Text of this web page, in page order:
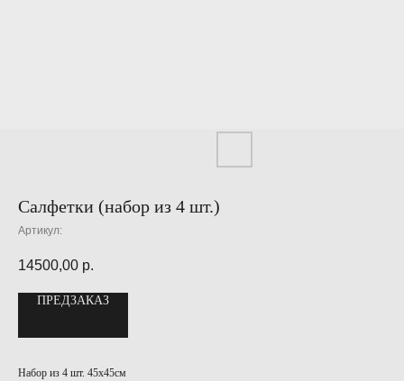
Салфетки (набор из 4 шт.)
Артикул:
14500,00 р.
ПРЕДЗАКАЗ
Набор из 4 шт. 45x45см